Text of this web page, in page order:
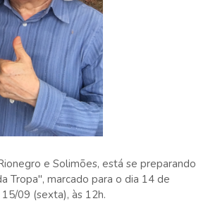
e Solimões, está se preparando
Tropa", marcado para o dia 14 de
09 (sexta), às 12h.